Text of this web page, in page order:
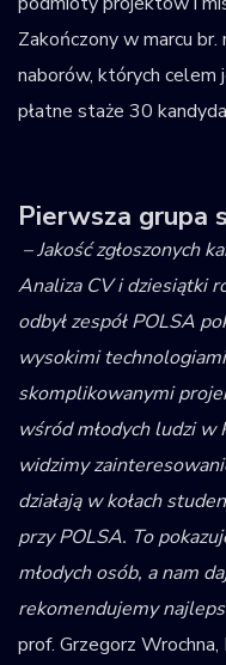
Zakończony w marcu
naborów, których
płatne staże 30
Pierwsza grupa
– Jakość zgłoszonych
Analiza CV i dziesiątki
odbył zespół POLSA
wysokimi
skomplikowanymi
wśród młodych ludzi w
widzimy
działają w kołach
przy POLSA. To
młodych osób, a nam
rekomendujemy
prof. Grzegorz